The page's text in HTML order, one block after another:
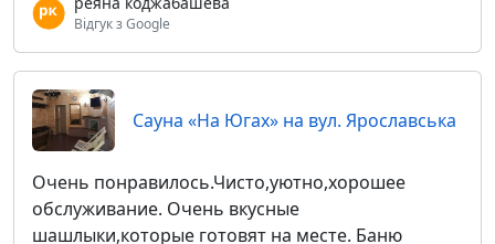
Відгук з Google
Сауна «На Югах» на вул. Ярославська
Очень понравилось.Чисто,уютно,хорошее
обслуживание. Очень вкусные
шашлыки,которые готовят на месте. Баню